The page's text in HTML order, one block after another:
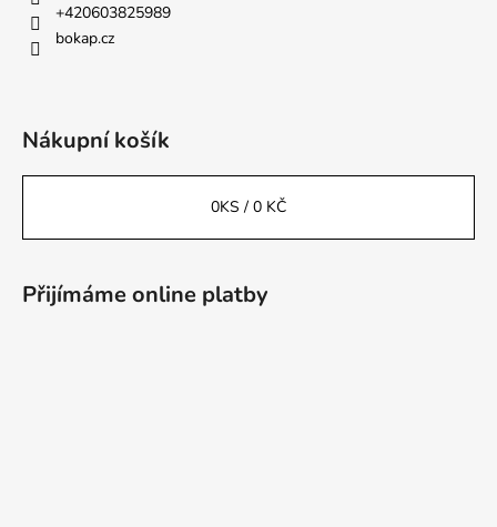
+420603825989
bokap.cz
Nákupní košík
0KS / 0 KČ
Přijímáme online platby